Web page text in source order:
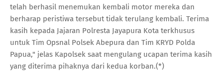
telah berhasil menemukan kembali motor mereka dan
berharap peristiwa tersebut tidak terulang kembali. Terima
kasih kepada Jajaran Polresta Jayapura Kota terkhusus
untuk Tim Opsnal Polsek Abepura dan Tim KRYD Polda
Papua," jelas Kapolsek saat mengulang ucapan terima kasih
yang diterima pihaknya dari kedua korban.(*)